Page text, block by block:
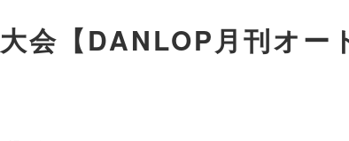
会【DANLOP月刊オー